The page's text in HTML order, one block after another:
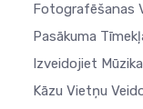
Fotografēšanas
Pasākuma
Izveidojiet
Kāzu Vietņu